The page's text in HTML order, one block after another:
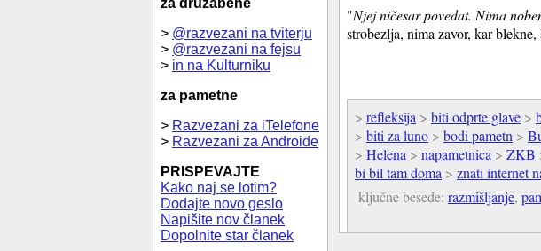
za družabene
> @razvezani na tviterju
> @razvezani na fejsu
> in na Kulturniku
za pametne
> Razvezani za iTelefone
> Razvezani za Androide
PRISPEVAJTE
Kako naj se lotim?
Dodajte novo geslo
Napišite nov članek
Dopolnite star članek
"Njej ničesar povedat. Nima
strobezlja, nima zavor, kar
> refleksija > biti odprte glave >
> biti za luno > bodi pametn >
> Helena > napametnica > ZKB
bi bil tam doma > znati internet
ključne besede: razmišljanje,